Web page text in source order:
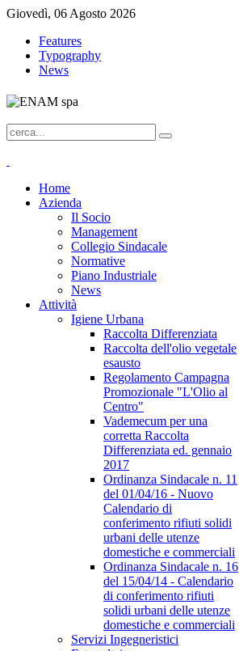
Giovedì, 06 Agosto 2026
Features
Typography
News
Home
Azienda
Il Socio
Management
Collegio Sindacale
Normative
Piano Industriale
News
Attività
Igiene Urbana
Raccolta Differenziata
Raccolta dell'olio vegetale
esausto
Regolamento Campagna
Promozionale "L'Olio al
Centro"
Vademecum per una
corretta Raccolta
Differenziata ed. gennaio
2017
Ordinanza Sindacale n. 11
del 01/04/16 - Nuovo
Calendario di
conferimento rifiuti solidi
urbani delle utenze
domestiche e commerciali
Ordinanza Sindacale n. 16
del 15/04/14 - Calendario
di conferimento rifiuti
solidi urbani delle utenze
domestiche e commerciali
Servizi Ingegneristici